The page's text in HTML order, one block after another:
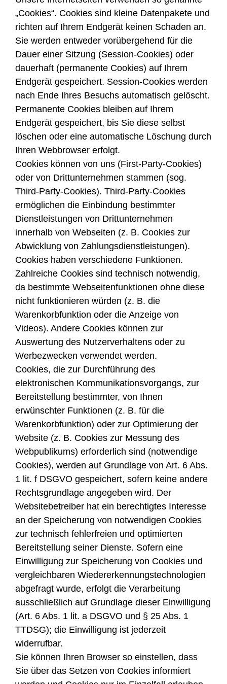
„Cookies“. Cookies sind kleine Datenpakete und
richten auf Ihrem Endgerät keinen Schaden an.
Sie werden entweder vorübergehend für die
Dauer einer Sitzung (Session-Cookies) oder
dauerhaft (permanente Cookies) auf Ihrem
Endgerät gespeichert. Session-Cookies werden
nach Ende Ihres Besuchs automatisch gelöscht.
Permanente Cookies bleiben auf Ihrem
Endgerät gespeichert, bis Sie diese selbst
löschen oder eine automatische Löschung durch
Ihren Webbrowser erfolgt.
Cookies können von uns (First-Party-Cookies)
oder von Drittunternehmen stammen (sog.
Third-Party-Cookies). Third-Party-Cookies
ermöglichen die Einbindung bestimmter
Dienstleistungen von Drittunternehmen
innerhalb von Webseiten (z. B. Cookies zur
Abwicklung von Zahlungsdienstleistungen).
Cookies haben verschiedene Funktionen.
Zahlreiche Cookies sind technisch notwendig,
da bestimmte Webseitenfunktionen ohne diese
nicht funktionieren würden (z. B. die
Warenkorbfunktion oder die Anzeige von
Videos). Andere Cookies können zur
Auswertung des Nutzerverhaltens oder zu
Werbezwecken verwendet werden.
Cookies, die zur Durchführung des
elektronischen Kommunikationsvorgangs, zur
Bereitstellung bestimmter, von Ihnen
erwünschter Funktionen (z. B. für die
Warenkorbfunktion) oder zur Optimierung der
Website (z. B. Cookies zur Messung des
Webpublikums) erforderlich sind (notwendige
Cookies), werden auf Grundlage von Art. 6 Abs.
1 lit. f DSGVO gespeichert, sofern keine andere
Rechtsgrundlage angegeben wird. Der
Websitebetreiber hat ein berechtigtes Interesse
an der Speicherung von notwendigen Cookies
zur technisch fehlerfreien und optimierten
Bereitstellung seiner Dienste. Sofern eine
Einwilligung zur Speicherung von Cookies und
vergleichbaren Wiedererkennungstechnologien
abgefragt wurde, erfolgt die Verarbeitung
ausschließlich auf Grundlage dieser Einwilligung
(Art. 6 Abs. 1 lit. a DSGVO und § 25 Abs. 1
TTDSG); die Einwilligung ist jederzeit
widerrufbar.
Sie können Ihren Browser so einstellen, dass
Sie über das Setzen von Cookies informiert